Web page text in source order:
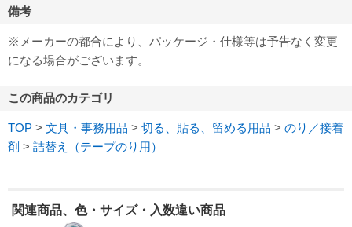
備考
※メーカーの都合により、パッケージ・仕様等は予告なく変更
になる場合がございます。
この商品のカテゴリ
TOP > 文具・事務用品 > 切る、貼る、留める用品 > のり／接着
剤 > 詰替え（テープのり用）
関連商品、色・サイズ・入数違い商品